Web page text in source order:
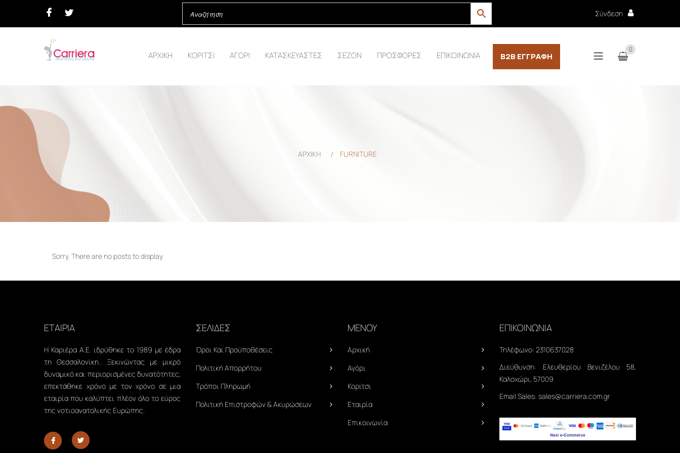
Σύνδεση
ΑΡΧΙΚΗ ΚΟΡΙΤΣΙ ΑΓΟΡΙ ΚΑΤΑΣΚΕΥΑΣΤΕΣ ΣΕΖΟΝ ΠΡΟΣΦΟΡΕΣ ΕΠΙΚΟΙΝΩΝΙΑ B2B ΕΓΓΡΑΦΉ
0
ΑΡΧΙΚΗ / FURNITURE
Sorry. There are no posts to display
ΕΤΑΙΡΙΑ
Η Καριέρα Α.Ε. ιδρύθηκε το 1989 με έδρα
τη Θεσσαλονίκη.. Ξεκινώντας με μικρό
δυναμικό και περιορισμένες δυνατότητες,
επεκτάθηκε χρόνο με τον χρόνο σε μια
εταιρία που καλύπτει πλέον όλο το εύρος
της νοτιοανατολικής Ευρώπης.
ΣΕΛΙΔΕΣ
Όροι Και Προϋποθέσεις
Πολιτική Απορρήτου
Τρόποι Πληρωμή
Πολιτική Επιστροφών & Ακυρώσεων
ΜΕΝΟΥ
Αρχική
Αγόρι
Κορίτσι
Εταιρία
Επικοινωνία
ΕΠΙΚΟΙΝΩΝΙΑ
Τηλέφωνο: 2310637028
Διεύθυνση: Ελευθερίου Βενιζέλου 58,
Καλοχώρι, 57009
Email Sales: sales@carriera.com.gr